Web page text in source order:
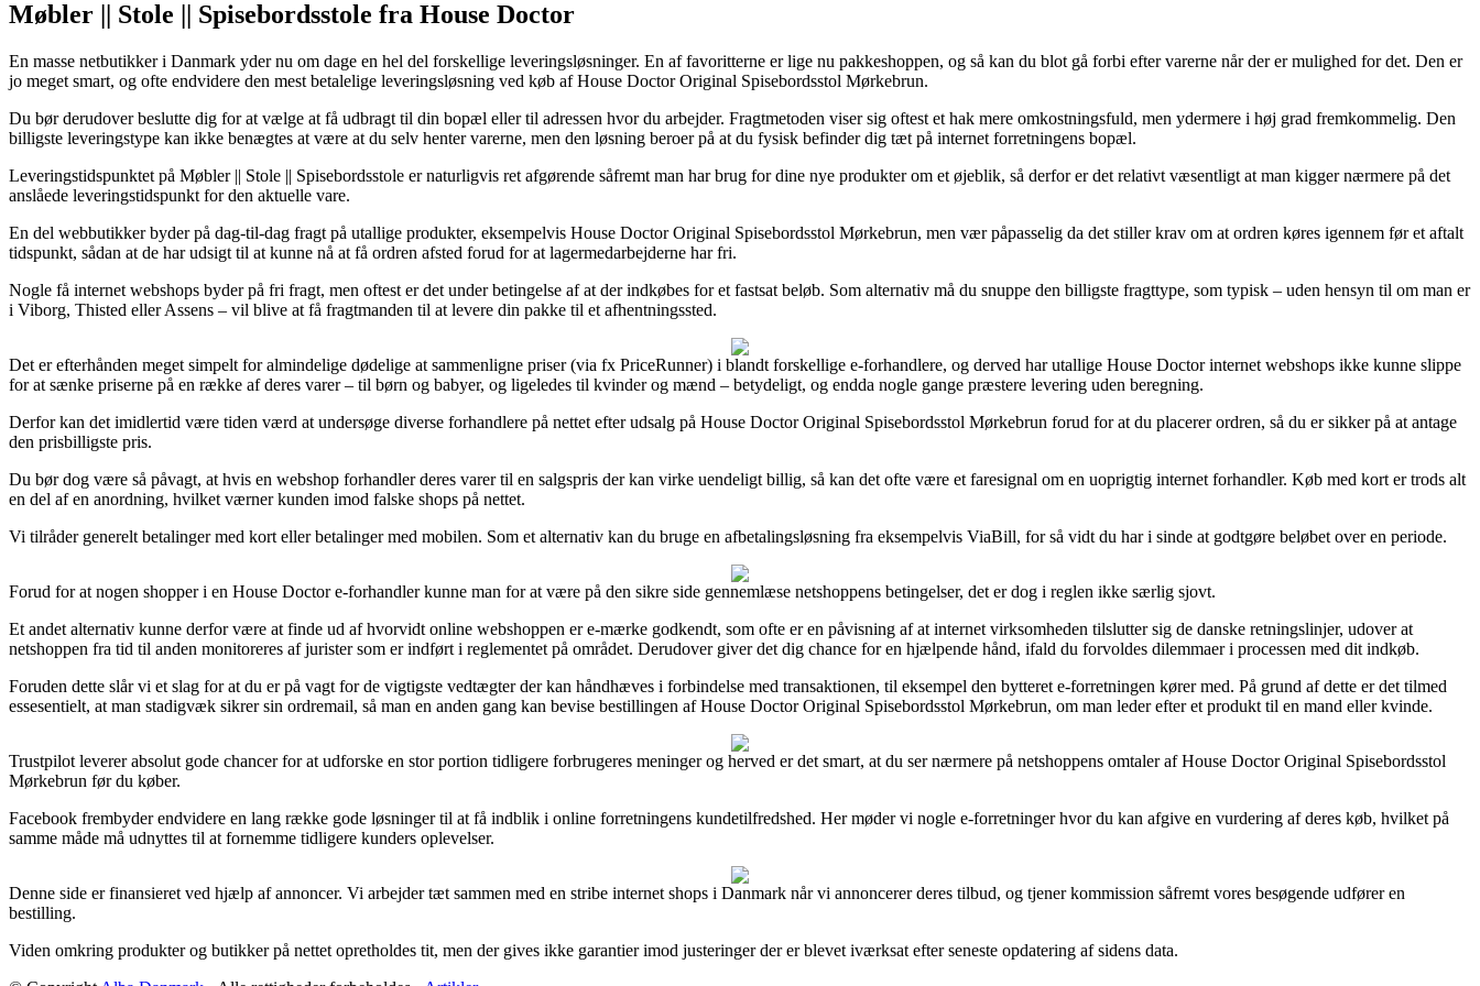
Møbler || Stole || Spisebordsstole fra House Doctor
En masse netbutikker i Danmark yder nu om dage en hel del forskellige leveringsløsninger. En af favoritterne er lige nu pakkeshoppen, og så kan du blot gå forbi efter varerne når der er mulighed for det. Den er
jo meget smart, og ofte endvidere den mest betalelige leveringsløsning ved køb af House Doctor Original Spisebordsstol Mørkebrun.
Du bør derudover beslutte dig for at vælge at få udbragt til din bopæl eller til adressen hvor du arbejder. Fragtmetoden viser sig oftest et hak mere omkostningsfuld, men ydermere i høj grad fremkommelig. Den
billigste leveringstype kan ikke benægtes at være at du selv henter varerne, men den løsning beroer på at du fysisk befinder dig tæt på internet forretningens bopæl.
Leveringstidspunktet på Møbler || Stole || Spisebordsstole er naturligvis ret afgørende såfremt man har brug for dine nye produkter om et øjeblik, så derfor er det relativt væsentligt at man kigger nærmere på det
anslåede leveringstidspunkt for den aktuelle vare.
En del webbutikker byder på dag-til-dag fragt på utallige produkter, eksempelvis House Doctor Original Spisebordsstol Mørkebrun, men vær påpasselig da det stiller krav om at ordren køres igennem før et aftalt
tidspunkt, sådan at de har udsigt til at kunne nå at få ordren afsted forud for at lagermedarbejderne har fri.
Nogle få internet webshops byder på fri fragt, men oftest er det under betingelse af at der indkøbes for et fastsat beløb. Som alternativ må du snuppe den billigste fragttype, som typisk – uden hensyn til om man er
i Viborg, Thisted eller Assens – vil blive at få fragtmanden til at levere din pakke til et afhentningssted.
Det er efterhånden meget simpelt for almindelige dødelige at sammenligne priser (via fx PriceRunner) i blandt forskellige e-forhandlere, og derved har utallige House Doctor internet webshops ikke kunne slippe
for at sænke priserne på en række af deres varer – til børn og babyer, og ligeledes til kvinder og mænd – betydeligt, og endda nogle gange præstere levering uden beregning.
Derfor kan det imidlertid være tiden værd at undersøge diverse forhandlere på nettet efter udsalg på House Doctor Original Spisebordsstol Mørkebrun forud for at du placerer ordren, så du er sikker på at antage
den prisbilligste pris.
Du bør dog være så påvagt, at hvis en webshop forhandler deres varer til en salgspris der kan virke uendeligt billig, så kan det ofte være et faresignal om en uoprigtig internet forhandler. Køb med kort er trods alt
en del af en anordning, hvilket værner kunden imod falske shops på nettet.
Vi tilråder generelt betalinger med kort eller betalinger med mobilen. Som et alternativ kan du bruge en afbetalingsløsning fra eksempelvis ViaBill, for så vidt du har i sinde at godtgøre beløbet over en periode.
Forud for at nogen shopper i en House Doctor e-forhandler kunne man for at være på den sikre side gennemlæse netshoppens betingelser, det er dog i reglen ikke særlig sjovt.
Et andet alternativ kunne derfor være at finde ud af hvorvidt online webshoppen er e-mærke godkendt, som ofte er en påvisning af at internet virksomheden tilslutter sig de danske retningslinjer, udover at
netshoppen fra tid til anden monitoreres af jurister som er indført i reglementet på området. Derudover giver det dig chance for en hjælpende hånd, ifald du forvoldes dilemmaer i processen med dit indkøb.
Foruden dette slår vi et slag for at du er på vagt for de vigtigste vedtægter der kan håndhæves i forbindelse med transaktionen, til eksempel den bytteret e-forretningen kører med. På grund af dette er det tilmed
essesentielt, at man stadigvæk sikrer sin ordremail, så man en anden gang kan bevise bestillingen af House Doctor Original Spisebordsstol Mørkebrun, om man leder efter et produkt til en mand eller kvinde.
Trustpilot leverer absolut gode chancer for at udforske en stor portion tidligere forbrugeres meninger og herved er det smart, at du ser nærmere på netshoppens omtaler af House Doctor Original Spisebordsstol
Mørkebrun før du køber.
Facebook frembyder endvidere en lang række gode løsninger til at få indblik i online forretningens kundetilfredshed. Her møder vi nogle e-forretninger hvor du kan afgive en vurdering af deres køb, hvilket på
samme måde må udnyttes til at fornemme tidligere kunders oplevelser.
Denne side er finansieret ved hjælp af annoncer. Vi arbejder tæt sammen med en stribe internet shops i Danmark når vi annoncerer deres tilbud, og tjener kommission såfremt vores besøgende udfører en
bestilling.
Viden omkring produkter og butikker på nettet opretholdes tit, men der gives ikke garantier imod justeringer der er blevet iværksat efter seneste opdatering af sidens data.